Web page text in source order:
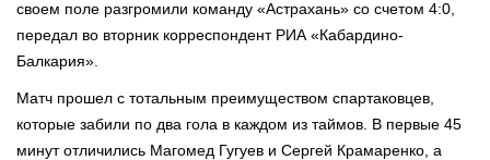
своем поле разгромили команду «Астрахань» со счетом 4:0,
передал во вторник корреспондент РИА «Кабардино-
Балкария».
Матч прошел с тотальным преимуществом спартаковцев,
которые забили по два гола в каждом из таймов. В первые 45
минут отличились Магомед Гугуев и Сергей Крамаренко, а